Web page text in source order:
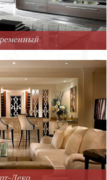
Деко